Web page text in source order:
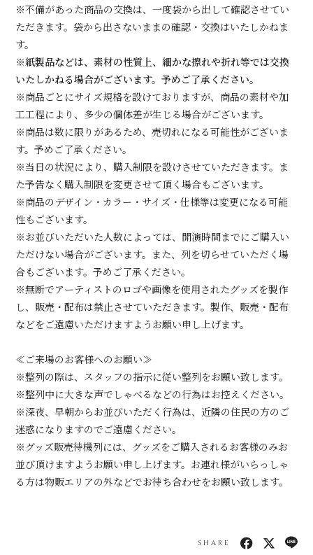
※不備があった商品の交換は、一度袋から出して確認させてい
ただきます。袋から出さないままの確認・交換はいたしかねま
す。
※紙製品などは、素材の性質上、細かな擦れや折れ等では交換
いたしかねる場合がございます。予めご了承ください。
※商品ごとにサイズ規格を設けておりますが、商品の素材や加
工工程により、多少の個体差が生じる場合がございます。
※商品は数に限りがあるため、売切れになる可能性がございま
す。予めご了承ください。
※当日の状況により、購入制限を設けさせていただきます。ま
た予告なく購入制限を変更させて頂く場合もございます。
※商品のデザイン・カラー・サイズ・仕様等は変更になる可能
性もございます。
※お並びいただいた人数によっては、開演時間までにご購入い
ただけない場合がございます。また、列を切らせていただく場
合もございます。予めご了承ください。
※無断でアーティストのロゴや画像を使用されたグッズを製作
し、販売・配布は禁止させていただきます。製作、販売・配布
などをご遠慮いただけますようお願い申し上げます。
≪ご来場のお客様へのお願い≫
※整列の際は、スタッフの指示に従い整列をお願い致します。
※整列中に大きな声でしゃべるなどの行為はお控えください。
※深夜、早朝からお並びいただく行為は、近隣の住民の方のご
迷惑になりますのでご遠慮ください。
※グッズ販売待機列には、グッズをご購入されるお客様のみお
並び頂けますようお願い申し上げます。お連れ様がいらっしゃ
る方は物販エリアの外などでお待ち合わせをお願い致します。
SHARE